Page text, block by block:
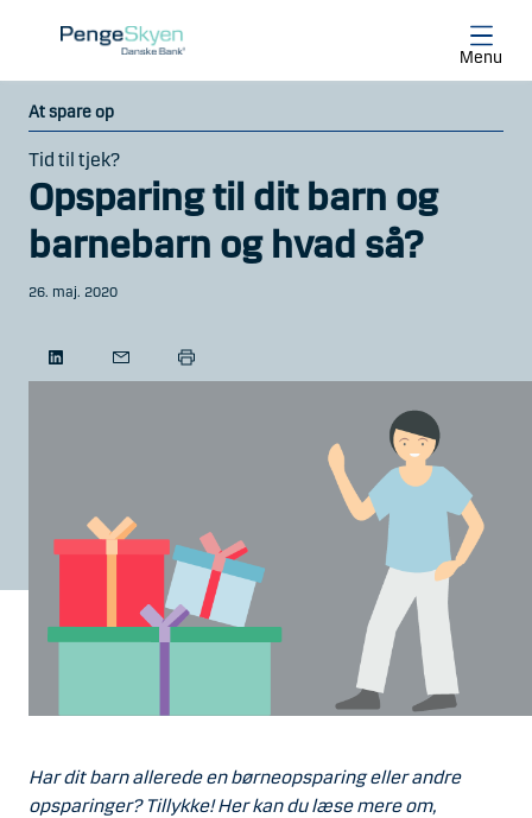
Menu
At spare op
Tid til tjek?
Opsparing til dit barn og
barnebarn og hvad så?
26. maj. 2020
Har dit barn allerede en børneopsparing eller andre
opsparinger? Tillykke! Her kan du læse mere om,